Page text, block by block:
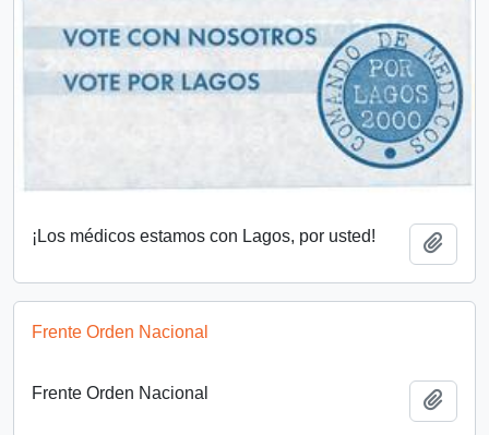
¡Los médicos estamos con Lagos, por usted!
Frente Orden Nacional
Frente Orden Nacional